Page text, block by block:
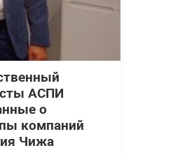
АСПИ
о
компаний
Чижа